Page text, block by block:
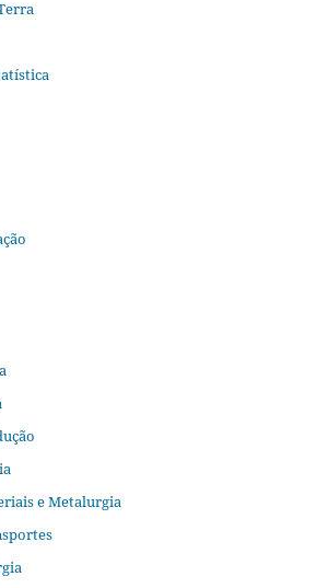
e Metalurgia